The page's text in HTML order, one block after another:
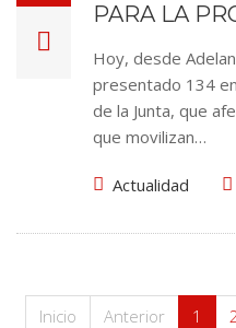
PARA LA
Hoy, desde
presentado 134
de la Junta, que
que movilizan…
Actualidad
Inicio Anterior 1